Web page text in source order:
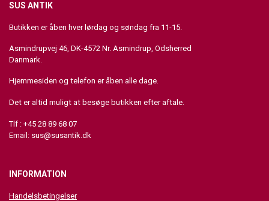
SUS ANTIK
Butikken er åben hver lørdag og søndag fra 11-15.
Asmindrupvej 46, DK-4572 Nr. Asmindrup, Odsherred
Danmark.
Hjemmesiden og telefon er åben alle dage.
Det er altid muligt at besøge butikken efter aftale.
Tlf : +45 28 89 68 07
Email: sus@susantik.dk
INFORMATION
Handelsbetingelser